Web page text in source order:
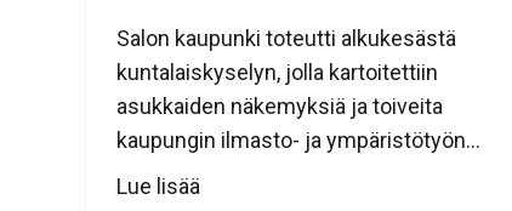
Salon kaupunki toteutti alkukesästä
kuntalaiskyselyn, jolla kartoitettiin
asukkaiden näkemyksiä ja toiveita
kaupungin ilmasto- ja ympäristötyön...
Lue lisää